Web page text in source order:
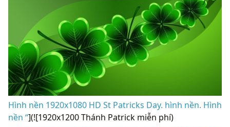
Hình nền 1920x1080 HD St Patricks Day. hình nền. Hình
nền “](![1920x1200 Thánh Patrick miễn phí)